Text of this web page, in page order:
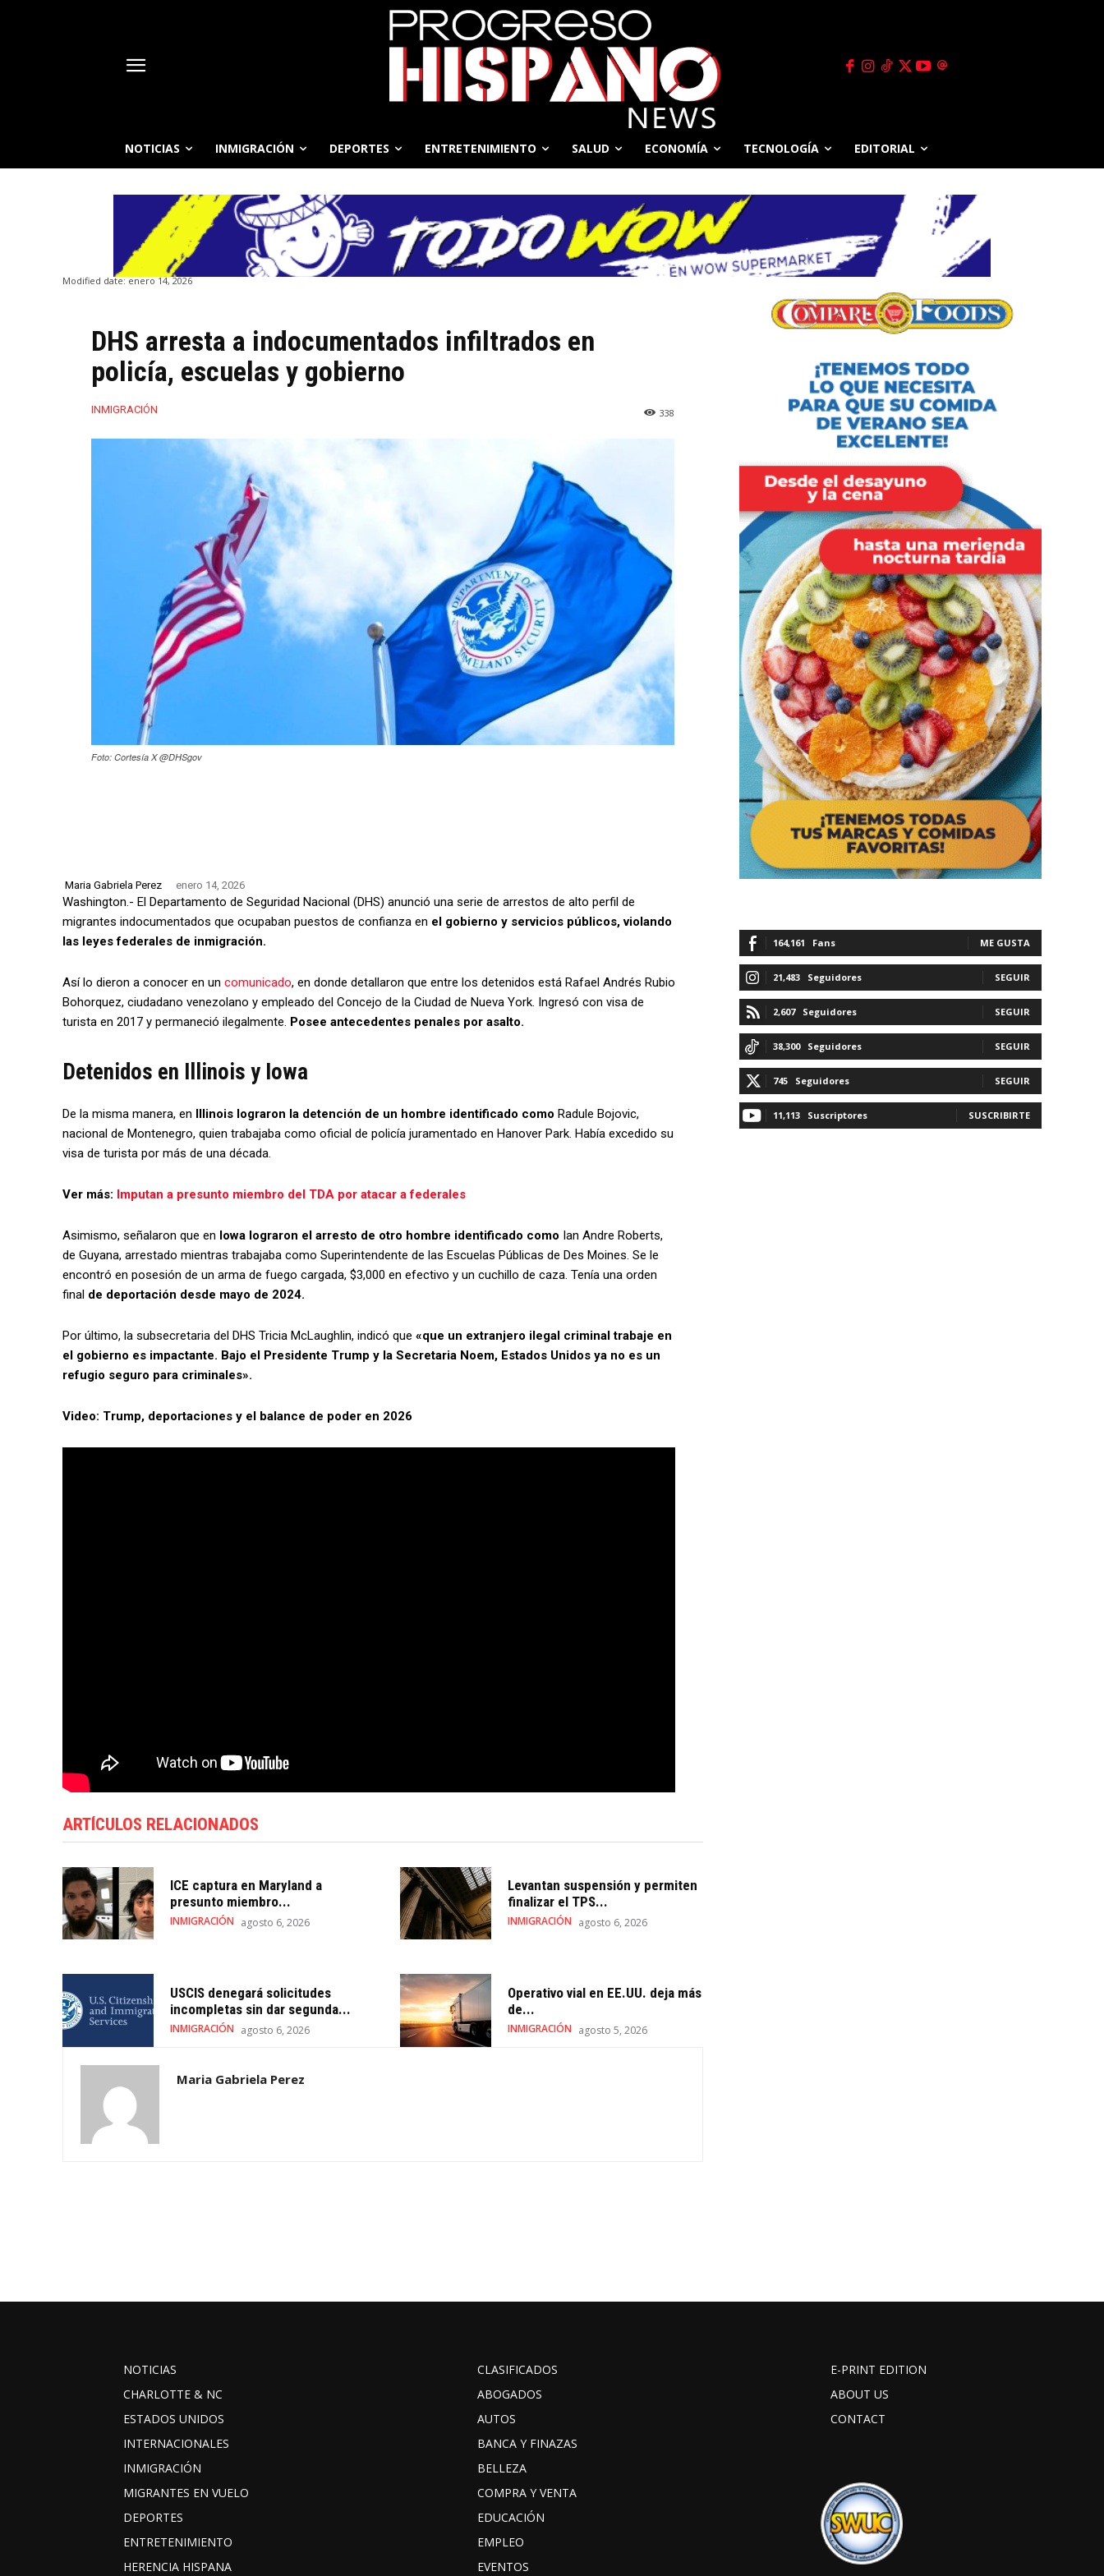
NOTICIAS INMIGRACIÓN DEPORTES ENTRETENIMIENTO SALUD ECONOMÍA TECNOLOGÍA EDITORIAL
Modified date: enero 14, 2026
DHS arresta a indocumentados infiltrados en
policía, escuelas y gobierno
INMIGRACIÓN 338
Foto: Cortesía X @DHSgov
Maria Gabriela Perez enero 14, 2026
Washington.- El Departamento de Seguridad Nacional (DHS) anunció una serie de arrestos de alto perfil de
migrantes indocumentados que ocupaban puestos de confianza en el gobierno y servicios públicos, violando
las leyes federales de inmigración.
Así lo dieron a conocer en un comunicado, en donde detallaron que entre los detenidos está Rafael Andrés Rubio
Bohorquez, ciudadano venezolano y empleado del Concejo de la Ciudad de Nueva York. Ingresó con visa de
turista en 2017 y permaneció ilegalmente. Posee antecedentes penales por asalto.
Detenidos en Illinois y Iowa
De la misma manera, en Illinois lograron la detención de un hombre identificado como Radule Bojovic,
nacional de Montenegro, quien trabajaba como oficial de policía juramentado en Hanover Park. Había excedido su
visa de turista por más de una década.
Ver más: Imputan a presunto miembro del TDA por atacar a federales
Asimismo, señalaron que en Iowa lograron el arresto de otro hombre identificado como Ian Andre Roberts,
de Guyana, arrestado mientras trabajaba como Superintendente de las Escuelas Públicas de Des Moines. Se le
encontró en posesión de un arma de fuego cargada, $3,000 en efectivo y un cuchillo de caza. Tenía una orden
final de deportación desde mayo de 2024.
Por último, la subsecretaria del DHS Tricia McLaughlin, indicó que «que un extranjero ilegal criminal trabaje en
el gobierno es impactante. Bajo el Presidente Trump y la Secretaria Noem, Estados Unidos ya no es un
refugio seguro para criminales».
Video: Trump, deportaciones y el balance de poder en 2026
ARTÍCULOS RELACIONADOS
ICE captura en Maryland a
presunto miembro...
INMIGRACIÓN agosto 6, 2026
Levantan suspensión y permiten
finalizar el TPS...
INMIGRACIÓN agosto 6, 2026
USCIS denegará solicitudes
incompletas sin dar segunda...
INMIGRACIÓN agosto 6, 2026
Operativo vial en EE.UU. deja más
de...
INMIGRACIÓN agosto 5, 2026
Maria Gabriela Perez
164,161 Fans ME GUSTA
21,483 Seguidores SEGUIR
2,607 Seguidores SEGUIR
38,300 Seguidores SEGUIR
745 Seguidores SEGUIR
11,113 Suscriptores SUSCRIBIRTE
NOTICIAS
CHARLOTTE & NC
ESTADOS UNIDOS
INTERNACIONALES
INMIGRACIÓN
MIGRANTES EN VUELO
DEPORTES
ENTRETENIMIENTO
HERENCIA HISPANA
CLASIFICADOS
ABOGADOS
AUTOS
BANCA Y FINAZAS
BELLEZA
COMPRA Y VENTA
EDUCACIÓN
EMPLEO
EVENTOS
E-PRINT EDITION
ABOUT US
CONTACT